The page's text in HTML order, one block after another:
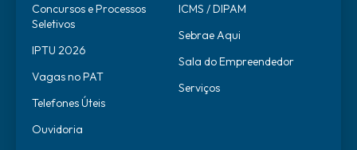
Concursos e Processos
Seletivos
IPTU 2026
Vagas no PAT
Telefones Úteis
Ouvidoria
ICMS / DIPAM
Sebrae Aqui
Sala do Empreendedor
Serviços